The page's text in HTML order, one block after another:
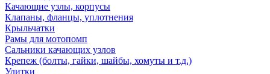
Качающие узлы, корпусы
Клапаны, фланцы, уплотнения
Крыльчатки
Рамы для мотопомп
Сальники качающих узлов
Крепеж (болты, гайки, шайбы, хомуты и т.д.)
Улитки